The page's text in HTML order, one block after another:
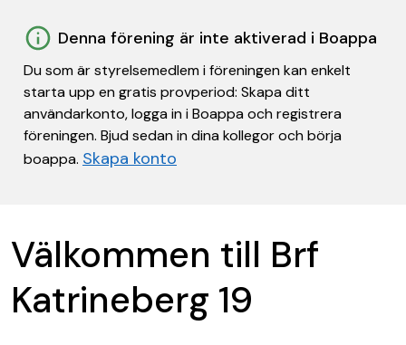
Denna förening är inte aktiverad i Boappa
Du som är styrelsemedlem i föreningen kan enkelt
starta upp en gratis provperiod: Skapa ditt
användarkonto, logga in i Boappa och registrera
föreningen. Bjud sedan in dina kollegor och börja
boappa. Skapa konto
Välkommen till Brf
Katrineberg 19